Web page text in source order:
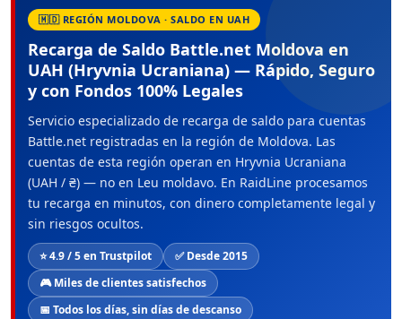
🇲🇩 REGIÓN MOLDOVA · SALDO EN UAH
Recarga de Saldo Battle.net Moldova en
UAH (Hryvnia Ucraniana) — Rápido, Seguro
y con Fondos 100% Legales
Servicio especializado de recarga de saldo para cuentas
Battle.net registradas en la región de Moldova. Las
cuentas de esta región operan en Hryvnia Ucraniana
(UAH / ₴) — no en Leu moldavo. En RaidLine procesamos
tu recarga en minutos, con dinero completamente legal y
sin riesgos ocultos.
⭐ 4.9 / 5 en Trustpilot
✅ Desde 2015
🎮 Miles de clientes satisfechos
📅 Todos los días, sin días de descanso